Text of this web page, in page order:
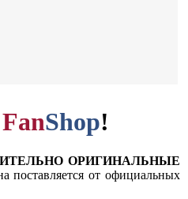
FanShop!
ОРИГИНАЛЬНЫЕ
от официальных